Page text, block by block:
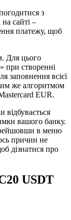
з
сайті –
платежу, щоб
Для цього
при створенні
заповнення всієї
же алгоритмом
EUR.
відбувається
вашого банку.
в меню
причин не
дізнатися про
USDT